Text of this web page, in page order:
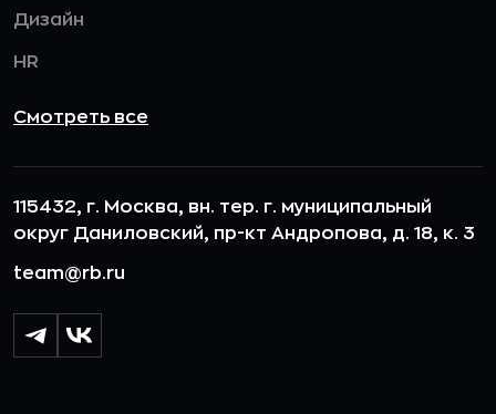
Дизайн
HR
Смотреть все
115432, г. Москва, вн. тер. г. муниципальный
округ Даниловский, пр-кт Андропова, д. 18, к. 3
team@rb.ru